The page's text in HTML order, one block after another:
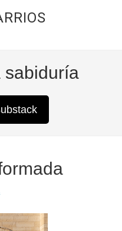
sabiduría